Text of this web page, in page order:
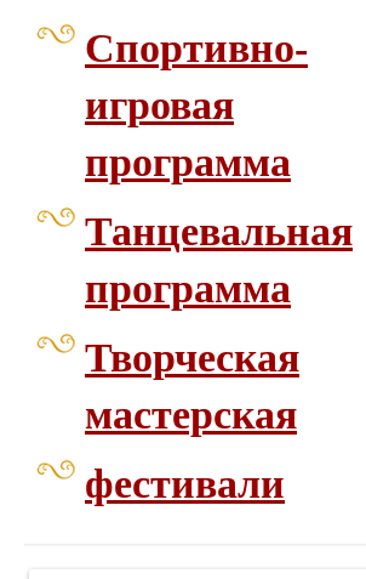
Спортивно-
игровая
программа
Танцевальная
программа
Творческая
мастерская
фестивали